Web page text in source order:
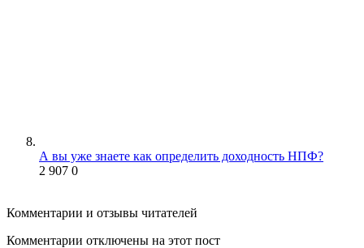
А вы уже знаете как определить доходность НПФ?
2 907 0
Комментарии и отзывы читателей
Комментарии отключены на этот пост